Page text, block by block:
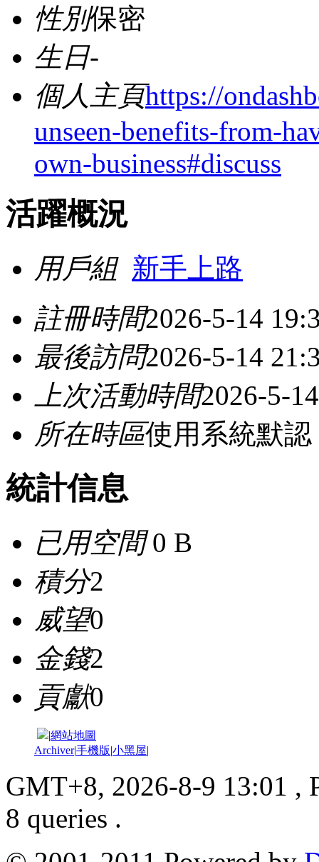
性別保密
生日-
個人主頁https://
unseen-benefits-from-
own-business#discuss
活躍概況
用戶組 新手上路
註冊時間2026-5-14
最後訪問2026-5-14
上次活動時間2026-5-
所在時區使用系統默認
統計信息
已用空間0 B
積分2
威望0
金錢2
貢獻0
|網站地圖
Archiver|手機版|小黑屋|
GMT+8, 2026-8-9 13:01 ,
8 queries .